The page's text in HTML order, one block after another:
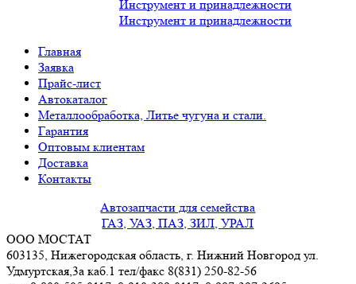
Инструмент и принадлежности
Инструмент и принадлежности
Главная
Заявка
Прайс-лист
Автокаталог
Металлообработка, Литье чугуна и стали.
Гарантия
Оптовым клиентам
Доставка
Контакты
Автозапчасти для семейства
ГАЗ, УАЗ, ПАЗ, ЗИЛ, УРАЛ
ООО МОСТАТ
603135, Нижегородская область, г. Нижний Новгород ул.
Удмуртская,3a каб.1 тел/факс 8(831) 250-82-56